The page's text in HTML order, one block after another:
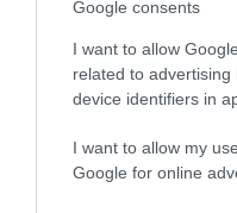
Google consents
I want to allow
related to
device identifiers in
I want to allow my
Google for online
ΕΙΠΕΣ – ΦΕΡΡΗΣ